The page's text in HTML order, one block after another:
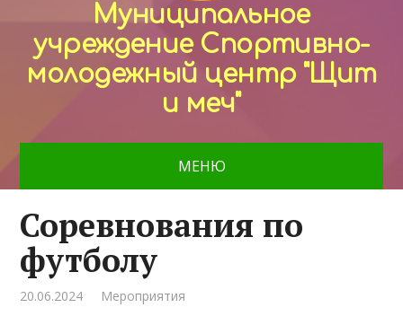
Муниципальное
учреждение Спортивно-
молодежный центр "Щит
и меч"
МЕНЮ
Соревнования по
футболу
20.06.2024 Мероприятия